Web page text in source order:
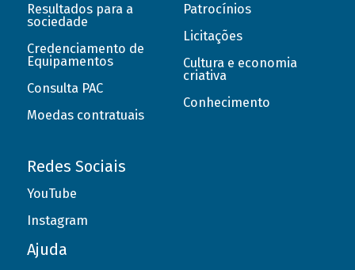
Resultados para a
sociedade
Credenciamento de
Equipamentos
Consulta PAC
Moedas contratuais
Patrocínios
Licitações
Cultura e economia
criativa
Conhecimento
Redes Sociais
YouTube
Instagram
Ajuda